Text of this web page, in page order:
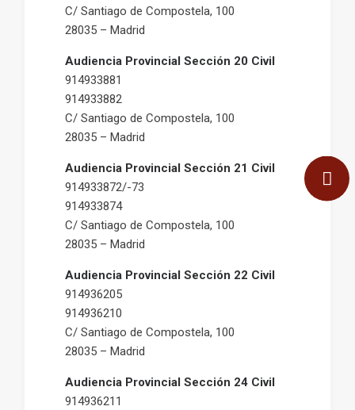
C/ Santiago de Compostela, 100
28035 – Madrid
Audiencia Provincial Sección 20 Civil
914933881
914933882
C/ Santiago de Compostela, 100
28035 – Madrid
Audiencia Provincial Sección 21 Civil
914933872/-73
914933874
C/ Santiago de Compostela, 100
28035 – Madrid
Audiencia Provincial Sección 22 Civil
914936205
914936210
C/ Santiago de Compostela, 100
28035 – Madrid
Audiencia Provincial Sección 24 Civil
914936211